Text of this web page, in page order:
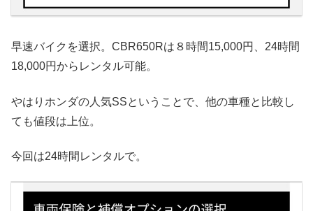
早速バイクを選択。CBR650Rは８時間15,000円、24時間
18,000円からレンタル可能。
やはりホンダの人気SSということで、他の車種と比較し
ても値段は上位。
今回は24時間レンタルで。